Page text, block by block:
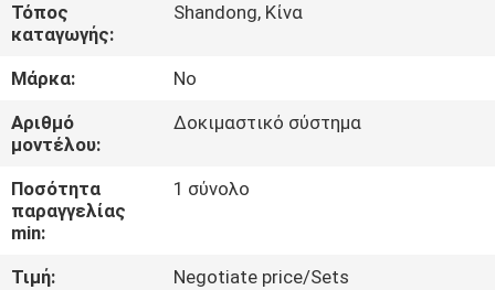
ΠΕΡΊΠΟΥ
ΕΜΕΊΣ
ΓΎΡΟΣ
ΕΡΓΟΣΤΑΣΊΩΝ
ΠΟΙΟΤΙΚΌΣ
Τόπος
καταγωγής:
Shandong, Κίνα
Μάρκα:
No
Αριθμό
μοντέλου:
Δοκιμαστικό σύστημα
Ποσότητα
παραγγελίας
min:
1 σύνολο
Τιμή:
Negotiate price/Sets